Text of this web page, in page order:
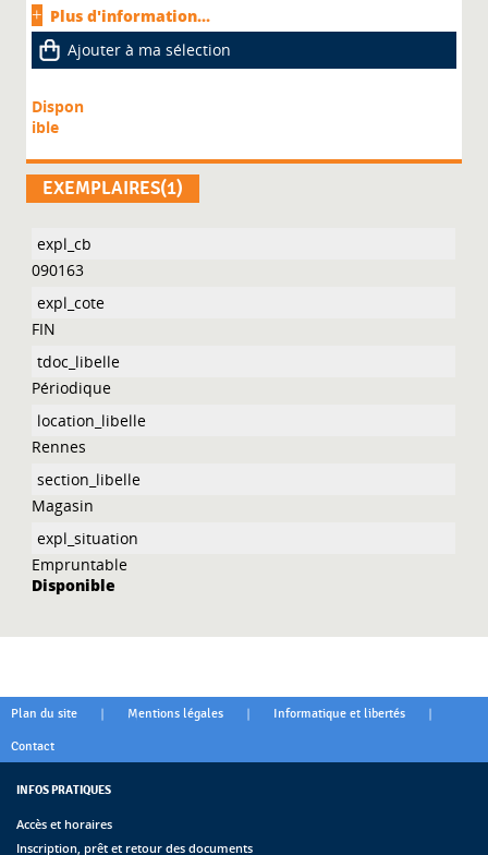
Plus d'information...
Ajouter à ma sélection
Dispon
ible
EXEMPLAIRES(1)
090163
FIN
Périodique
Rennes
Magasin
Empruntable
Disponible
Plan du site | Mentions légales | Informatique et libertés |
Contact
INFOS PRATIQUES
Accès et horaires
Inscription, prêt et retour des documents